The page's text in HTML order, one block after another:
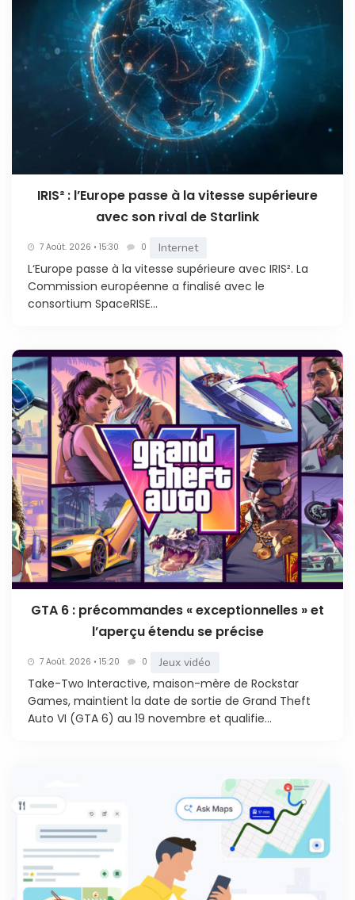
IRIS² : l’Europe passe à la vitesse supérieure
avec son rival de Starlink
7 Août. 2026 • 15:30 0 Internet
L‘Europe passe à la vitesse supérieure avec IRIS². La
Commission européenne a finalisé avec le
consortium SpaceRISE...
GTA 6 : précommandes « exceptionnelles » et
l’aperçu étendu se précise
7 Août. 2026 • 15:20 0 Jeux vidéo
Take-Two Interactive, maison-mère de Rockstar
Games, maintient la date de sortie de Grand Theft
Auto VI (GTA 6) au 19 novembre et qualifie...